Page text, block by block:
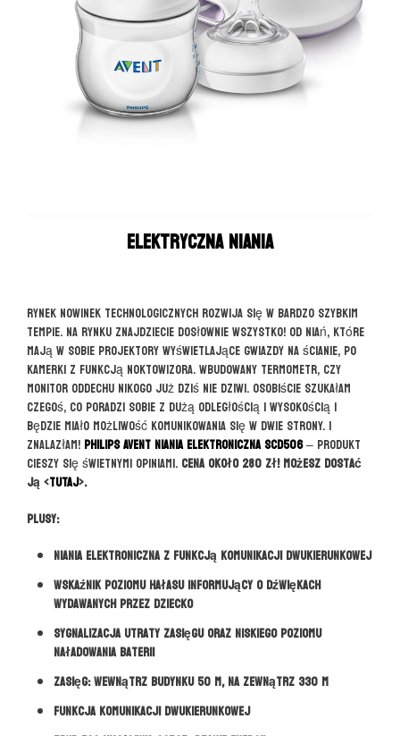
Elektryczna niania
Rynek nowinek technologicznych rozwija się w bardzo szybkim
tempie. Na rynku znajdziecie dosłownie wszystko! Od niań, które
mają w sobie projektory wyświetlające gwiazdy na ścianie, po
kamerki z funkcją noktowizora. Wbudowany termometr, czy
monitor oddechu nikogo już dziś nie dziwi. Osobiście szukałam
czegoś, co poradzi sobie z dużą odległością i wysokością i
będzie miało możliwość komunikowania się w dwie strony. I
znalazłam! PHILIPS AVENT NIANIA ELEKTRONICZNA SCD506– produkt
cieszy się świetnymi opiniami. Cena około 280 zł! Możesz dostać
ją <TUTAJ>.
Plusy:
Niania elektroniczna z funkcją komunikacji dwukierunkowej
Wskaźnik poziomu hałasu informujący o dźwiękach
wydawanych przez dziecko
Sygnalizacja utraty zasięgu oraz niskiego poziomu
naładowania baterii
Zasięg: wewnątrz budynku 50 m, na zewnątrz 330 m
Funkcja komunikacji dwukierunkowej